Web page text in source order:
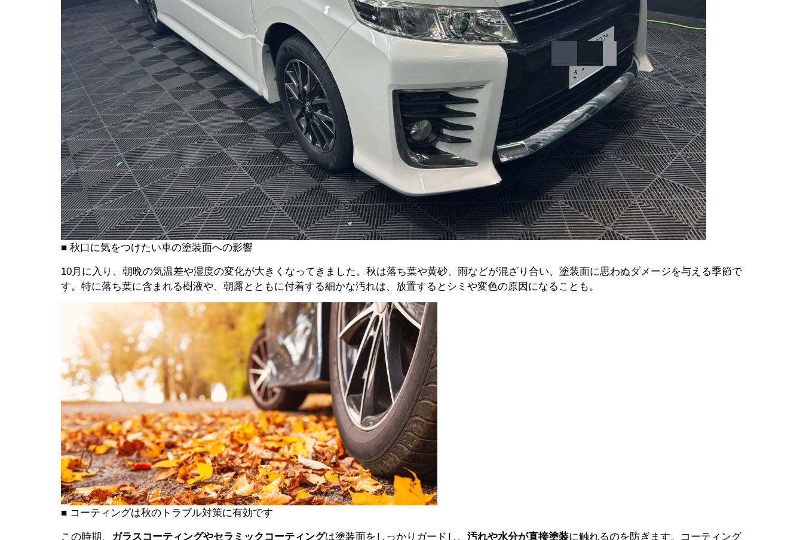
■ 秋口に気をつけたい車の塗装面への影響
10月に入り、朝晩の気温差や湿度の変化が大きくなってきました。秋は落ち葉や黄砂、雨などが混ざり合い、塗装面に思わぬダメージを与える季節で
す。特に落ち葉に含まれる樹液や、朝露とともに付着する細かな汚れは、放置するとシミや変色の原因になることも。
■ コーティングは秋のトラブル対策に有効です
この時期、 ガラスコーティングやセラミックコーティングは塗装面をしっかりガードし、 汚れや水分が直接塗装に触れるのを防ぎます。コーティング